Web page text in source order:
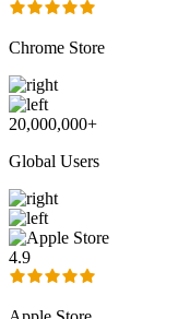
Chrome Store
20,000,000+
Global Users
4.9